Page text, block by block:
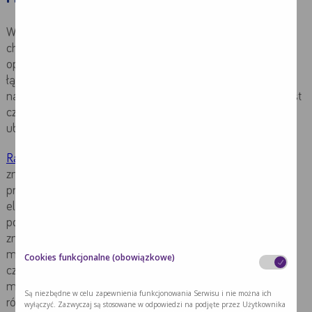
W zależności od ustalonej przez lekarza onkologa strategii,
chory jest poddawany różnym metodom leczenia (np.
operacjom, radioterapii, chemioterapii lub terapiom
łączonym). Dobierane są one indywidualnie, aby jak
najskuteczniej usunąć nowotwór. Leczenie onkologiczne jest
często bardzo inwazyjne, dlatego trudno uniknąć skutków
ubocznych.
Radioterapia polega na skierowaniu w miejsce,
znajduje się nowotwór wysokoenergetycznego
promieniowania jonizującego, które niszczy DNA, błony i
elementy strukturalnych komórek nowotworowych
powodującym tym samym ich uszkodzenie lub całkowite
zniszczenie. Choć sam zabieg jest bezbolesny, u chorego
mogą wystąpić powikłania w postaci ostrego (wczesnego)
czy późnego
. Jego skutkami
mogą być: zapalenie skóry i błon śluzowych, a często
również objawy ogólnoustrojowe tj. pogorszenie nastroju i
Cookies funkcjonalne (obowiązkowe)
Są niezbędne w celu zapewnienia funkcjonowania Serwisu i nie można ich
wyłączyć. Zazwyczaj są stosowane w odpowiedzi na podjęte przez Użytkownika